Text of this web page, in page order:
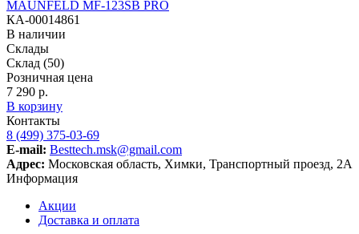
MAUNFELD MF-123SB PRO
КА-00014861
В наличии
Склады
Склад (50)
Розничная цена
7 290 р.
В корзину
Контакты
8 (499) 375-03-69
E-mail: Besttech.msk@gmail.com
Адрес: Московская область, Химки, Транспортный проезд, 2А
Информация
Акции
Доставка и оплата